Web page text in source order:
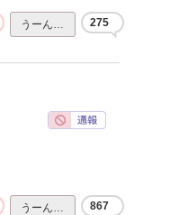
うーん… 275
うーん… 867